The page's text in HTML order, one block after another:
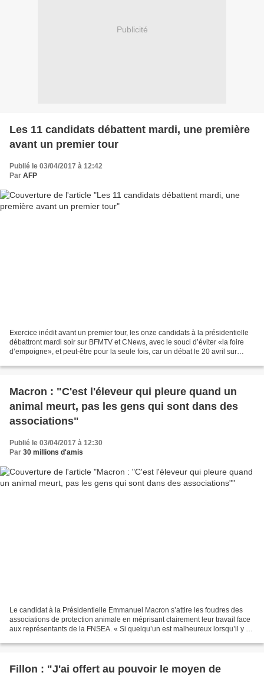
Publicité
Les 11 candidats débattent mardi, une première
avant un premier tour
Publié le 03/04/2017 à 12:42
Par AFP
Exercice inédit avant un premier tour, les onze candidats à la présidentielle
débattront mardi soir sur BFMTV et CNews, avec le souci d’éviter «la foire
d’empoigne», et peut-être pour la seule fois, car un débat le 20 avril sur
Macron : "C'est l'éleveur qui pleure quand un
animal meurt, pas les gens qui sont dans des
associations"
Publié le 03/04/2017 à 12:30
Par 30 millions d'amis
Le candidat à la Présidentielle Emmanuel Macron s’attire les foudres des
associations de protection animale en méprisant clairement leur travail face
aux représentants de la FNSEA. « Si quelqu’un est malheureux lorsqu’il y a
Fillon : "J'ai offert au pouvoir le moyen de